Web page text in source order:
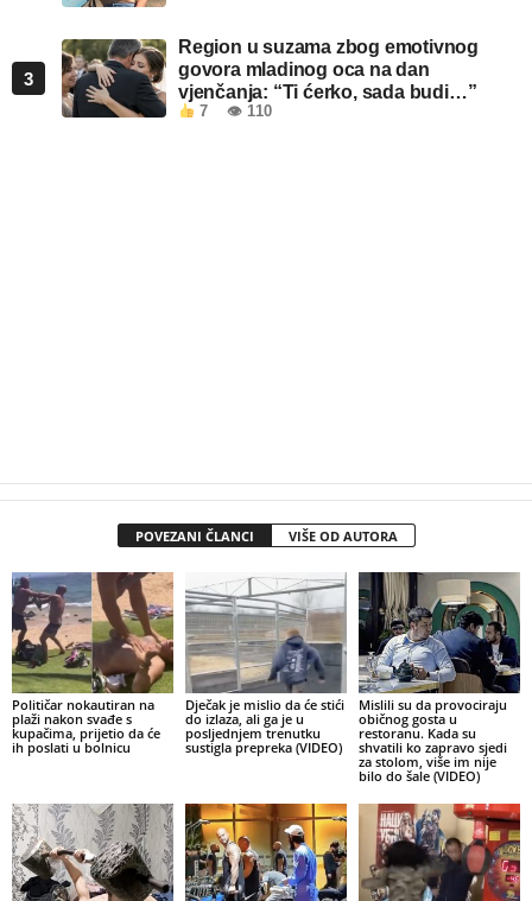
3
Region u suzama zbog emotivnog
govora mladinog oca na dan
vjenčanja: “Ti ćerko, sada budi…”
7 👁 110
POVEZANI ČLANCI VIŠE OD AUTORA
Političar nokautiran na
plaži nakon svađe s
kupačima, prijetio da će
ih poslati u bolnicu
Dječak je mislio da će stići
do izlaza, ali ga je u
posljednjem trenutku
sustigla prepreka (VIDEO)
Mislili su da provociraju
običnog gosta u
restoranu. Kada su
shvatili ko zapravo sjedi
za stolom, više im nije
bilo do šale (VIDEO)